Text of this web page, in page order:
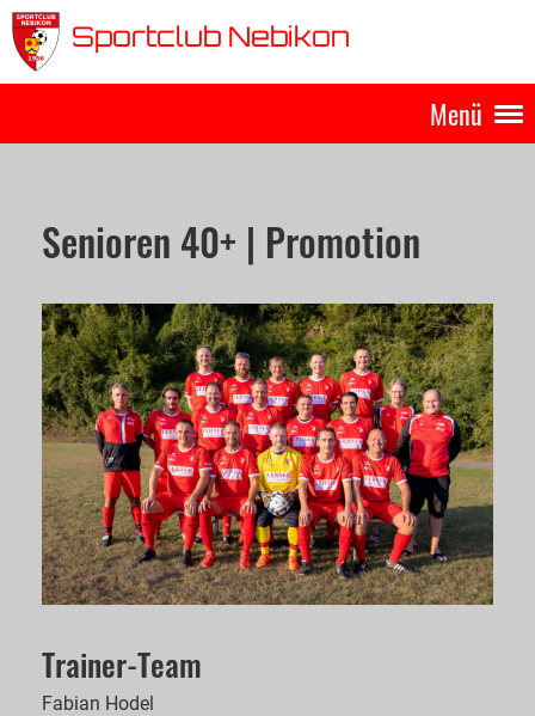
Sportclub Nebikon
Menü
Senioren 40+ | Promotion
Trainer-Team
Fabian Hodel